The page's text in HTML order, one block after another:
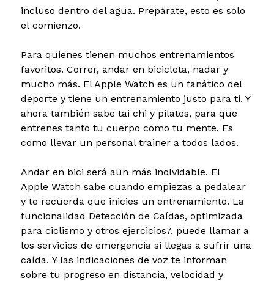
incluso dentro del agua. Prepárate, esto es sólo
el comienzo.
Para quienes tienen muchos entrenamientos
favoritos. Correr, andar en bicicleta, nadar y
mucho más. El Apple Watch es un fanático del
deporte y tiene un entrenamiento justo para ti. Y
ahora también sabe tai chi y pilates, para que
entrenes tanto tu cuerpo como tu mente. Es
como llevar un personal trainer a todos lados.
Andar en bici será aún más inolvidable. El
Apple Watch sabe cuando empiezas a pedalear
y te recuerda que inicies un entrenamiento. La
funcionalidad Detección de Caídas, optimizada
para ciclismo y otros ejercicios7, puede llamar a
los servicios de emergencia si llegas a sufrir una
caída. Y las indicaciones de voz te informan
sobre tu progreso en distancia, velocidad y